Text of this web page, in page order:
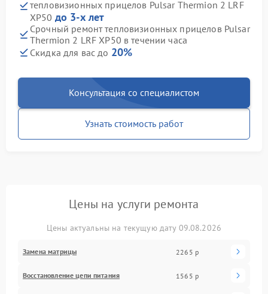
тепловизионных прицелов Pulsar Thermion 2 LRF
XP50 до 3-х лет
Срочный ремонт тепловизионных прицелов Pulsar
Thermion 2 LRF XP50 в течении часа
Скидка для вас до 20%
Консультация со специалистом
Узнать стоимость работ
Цены на услуги ремонта
Цены актуальны на текущую дату 09.08.2026
Замена матрицы 2265 р
Восстановление цепи питания 1565 р